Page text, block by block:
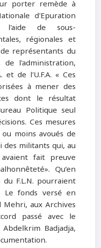
porter remède à
d'Epuration
l'aide de sous-
régionales et
représentants du
l'administration,
et de l'U.F.A. « Ces
à mener des
dont le résultat
Politique seul
Ces mesures
moins avoués de
des militants qui, au
fait preuve
Qu’en
F.L.N. pourraient
Le fonds versé en
aux Archives
passé avec le
Badjadja,